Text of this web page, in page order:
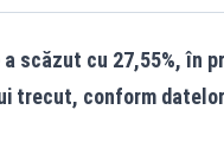
scăzut cu 27,55%, în
trecut, conform